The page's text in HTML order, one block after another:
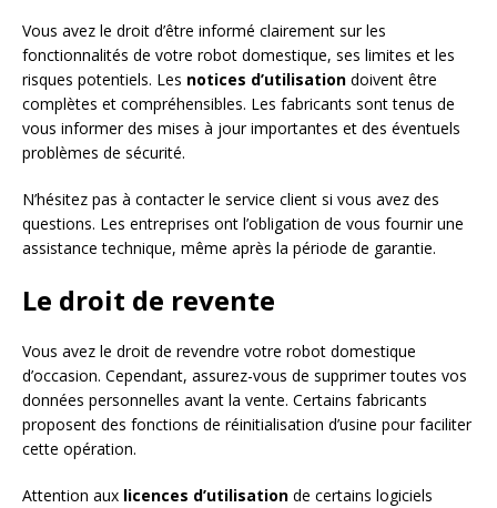
Vous avez le droit d’être informé clairement sur les
fonctionnalités de votre robot domestique, ses limites et les
risques potentiels. Les notices d’utilisation doivent être
complètes et compréhensibles. Les fabricants sont tenus de
vous informer des mises à jour importantes et des éventuels
problèmes de sécurité.
N’hésitez pas à contacter le service client si vous avez des
questions. Les entreprises ont l’obligation de vous fournir une
assistance technique, même après la période de garantie.
Le droit de revente
Vous avez le droit de revendre votre robot domestique
d’occasion. Cependant, assurez-vous de supprimer toutes vos
données personnelles avant la vente. Certains fabricants
proposent des fonctions de réinitialisation d’usine pour faciliter
cette opération.
Attention aux licences d’utilisation de certains logiciels